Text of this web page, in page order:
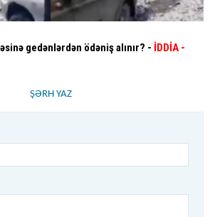
gedənlərdən ödəniş alınır? - İDDİA -
ŞƏRH YAZ